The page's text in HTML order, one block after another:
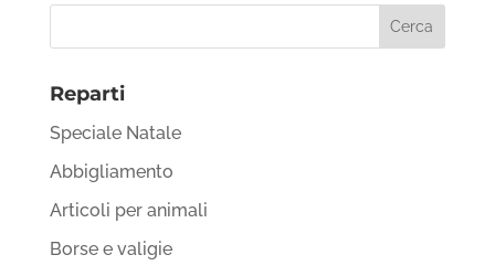
Reparti
Speciale Natale
Abbigliamento
Articoli per animali
Borse e valigie